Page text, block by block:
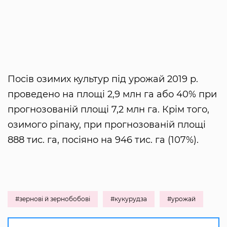
Посів озимих культур під урожай 2019 р.
проведено на площі 2,9 млн га або 40% при
прогнозованій площі 7,2 млн га. Крім того,
озимого ріпаку, при прогнозованій площі
888 тис. га, посіяно на 946 тис. га (107%).
#зернові й зернобобові #кукурудза #урожай